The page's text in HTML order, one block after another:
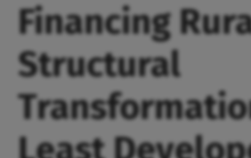
Financing
Structural